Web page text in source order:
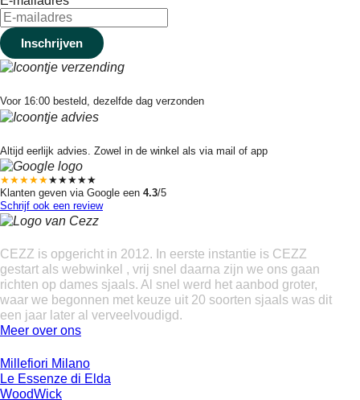
Voor 16:00 besteld, dezelfde dag verzonden
Altijd eerlijk advies. Zowel in de winkel als via mail of app
★★★★★★★★★★
Klanten geven via Google een 4.3/5
Schrijf ook een review
CEZZ is opgericht in 2012. In eerste instantie is CEZZ
gestart als webwinkel , vrij snel daarna zijn we ons gaan
richten op dames sjaals. Al snel werd het aanbod groter,
waar we begonnen met keuze uit 20 soorten sjaals was dit
een jaar later al verveelvoudigd.
Meer over ons
Millefiori Milano
Le Essenze di Elda
WoodWick